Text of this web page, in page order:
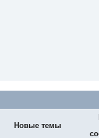
Новые темы